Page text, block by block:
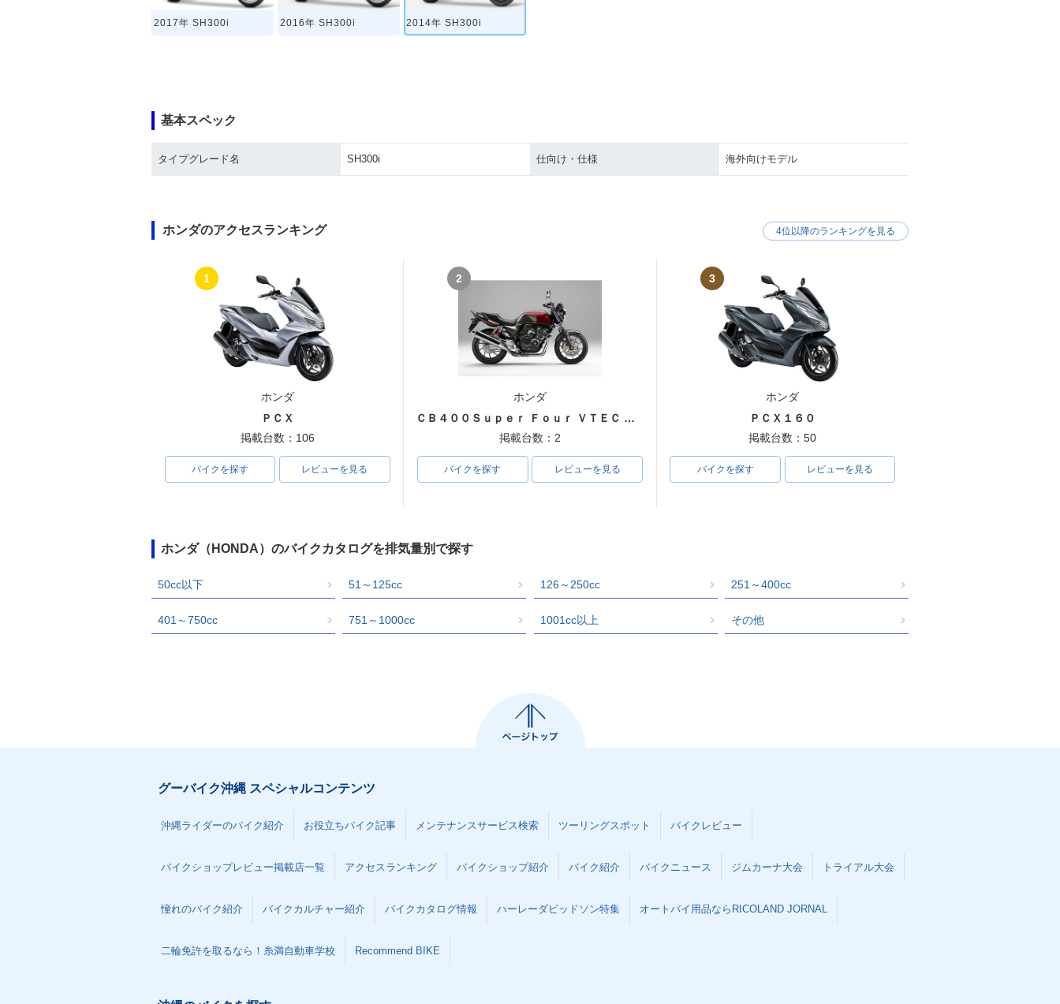
2017年 SH300i 2016年 SH300i 2014年 SH300i
基本スペック
タイプグレード名 SH300i 仕向け・仕様 海外向けモデル
ホンダのアクセスランキング
1
ホンダ
ＰＣＸ
掲載台数：106
バイクを探す レビューを見る
2
ホンダ
ＣＢ４００Ｓｕｐｅｒ Ｆｏｕｒ ＶＴＥＣ ＳＰＥＣ３
掲載台数：2
バイクを探す レビューを見る
3
ホンダ
ＰＣＸ１６０
掲載台数：50
バイクを探す レビューを見る
4位以降のランキングを見る
ホンダ（HONDA）のバイクカタログを排気量別で探す
50cc以下 51～125cc 126～250cc 251～400cc
401～750cc 751～1000cc 1001cc以上 その他
グーバイク沖縄 スペシャルコンテンツ
沖縄ライダーのバイク紹介 お役立ちバイク記事 メンテナンスサービス検索 ツーリングスポット バイクレビュー
バイクショップレビュー掲載店一覧 アクセスランキング バイクショップ紹介 バイク紹介 バイクニュース ジムカーナ大会 トライアル大会
憧れのバイク紹介 バイクカルチャー紹介 バイクカタログ情報 ハーレーダビッドソン特集 オートバイ用品ならRICOLAND JORNAL
二輪免許を取るなら！糸満自動車学校 Recommend BIKE